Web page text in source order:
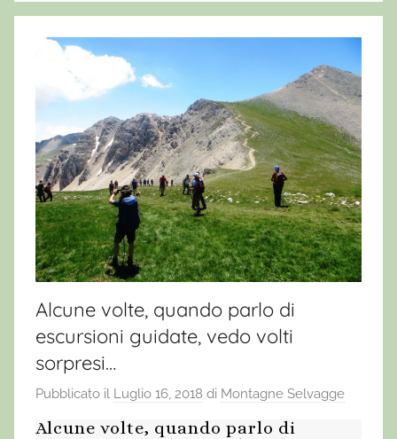
Alcune volte, quando parlo di
escursioni guidate, vedo volti
sorpresi…
Pubblicato il Luglio 16, 2018 di Montagne Selvagge
Alcune volte, quando parlo di